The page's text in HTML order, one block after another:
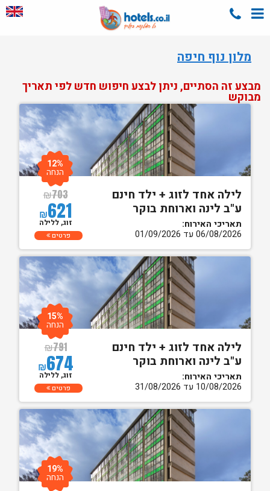
מלון נוף חיפה
מבצע זה הסתיים, ניתן לבצע חיפוש חדש לפי תאריך
מבוקש
לילה אחד לזוג + ילד חינם
ע"ב לינה וארוחת בוקר
תאריכי האירוח:
06/08/2026 עד 01/09/2026
₪703
₪621
12%
הנחה
זוג, ללילה
פרטים
לילה אחד לזוג + ילד חינם
ע"ב לינה וארוחת בוקר
תאריכי האירוח:
10/08/2026 עד 31/08/2026
₪791
₪674
15%
הנחה
זוג, ללילה
פרטים
19%
הנחה